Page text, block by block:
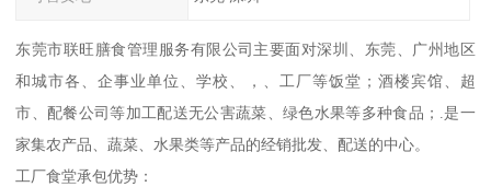
东莞市联旺膳食管理服务有限公司主要面对深圳、东莞、广州地区
和城市各、企事业单位、学校、，、工厂等饭堂；酒楼宾馆、超
市、配餐公司等加工配送无公害蔬菜、绿色水果等多种食品；.是一
家集农产品、蔬菜、水果类等产品的经销批发、配送的中心。
工厂食堂承包优势：